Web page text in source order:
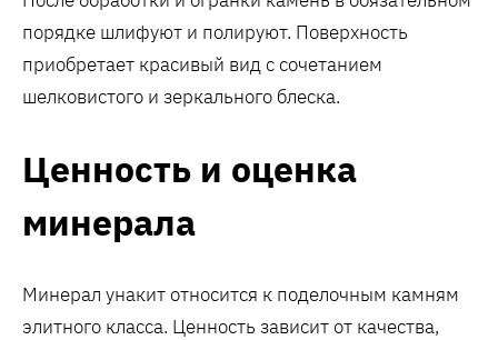
порядке шлифуют и полируют. Поверхность
приобретает красивый вид с сочетанием
шелковистого и зеркального блеска.
Ценность и оценка
минерала
Минерал унакит относится к поделочным камням
элитного класса. Ценность зависит от качества,